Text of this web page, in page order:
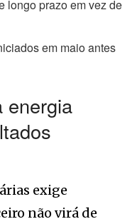
longo prazo em vez de
em maio antes
energia
exige
não virá de